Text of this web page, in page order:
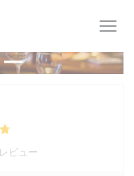
ビュー